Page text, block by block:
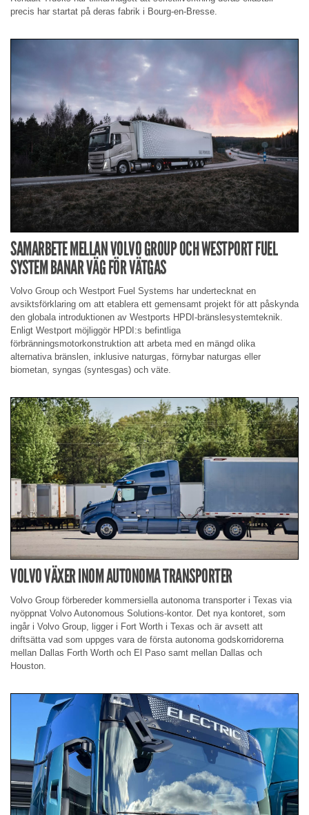
precis har startat på deras fabrik i Bourg-en-Bresse.
SAMARBETE MELLAN VOLVO GROUP OCH WESTPORT FUEL
SYSTEM BANAR VÄG FÖR VÄTGAS
Volvo Group och Westport Fuel Systems har undertecknat en
avsiktsförklaring om att etablera ett gemensamt projekt för att påskynda
den globala introduktionen av Westports HPDI-bränslesystemteknik.
Enligt Westport möjliggör HPDI:s befintliga
förbränningsmotorkonstruktion att arbeta med en mängd olika
alternativa bränslen, inklusive naturgas, förnybar naturgas eller
biometan, syngas (syntesgas) och väte.
VOLVO VÄXER INOM AUTONOMA TRANSPORTER
Volvo Group förbereder kommersiella autonoma transporter i Texas via
nyöppnat Volvo Autonomous Solutions-kontor. Det nya kontoret, som
ingår i Volvo Group, ligger i Fort Worth i Texas och är avsett att
driftsätta vad som uppges vara de första autonoma godskorridorerna
mellan Dallas Forth Worth och El Paso samt mellan Dallas och
Houston.